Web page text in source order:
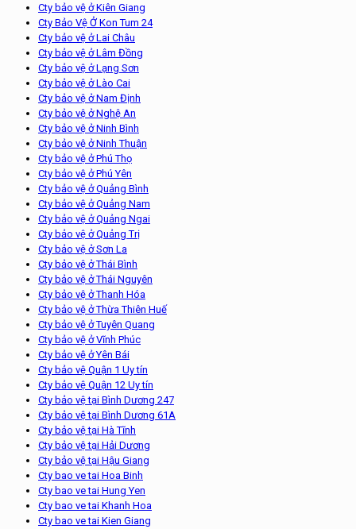
Cty bảo vệ ở Kiên Giang
Cty Bảo Vệ Ở Kon Tum 24
Cty bảo vệ ở Lai Châu
Cty bảo vệ ở Lâm Đồng
Cty bảo vệ ở Lạng Sơn
Cty bảo vệ ở Lào Cai
Cty bảo vệ ở Nam Định
Cty bảo vệ ở Nghệ An
Cty bảo vệ ở Ninh Bình
Cty bảo vệ ở Ninh Thuận
Cty bảo vệ ở Phú Thọ
Cty bảo vệ ở Phú Yên
Cty bảo vệ ở Quảng Bình
Cty bảo vệ ở Quảng Nam
Cty bảo vệ ở Quảng Ngai
Cty bảo vệ ở Quảng Trị
Cty bảo vệ ở Sơn La
Cty bảo vệ ở Thái Bình
Cty bảo vệ ở Thái Nguyên
Cty bảo vệ ở Thanh Hóa
Cty bảo vệ ở Thừa Thiên Huế
Cty bảo vệ ở Tuyên Quang
Cty bảo vệ ở Vĩnh Phúc
Cty bảo vệ ở Yên Bái
Cty bảo vệ Quận 1 Uy tín
Cty bảo vệ Quận 12 Uy tín
Cty bảo vệ tại Bình Dương 247
Cty bảo vệ tại Bình Dương 61A
Cty bảo vệ tại Hà Tĩnh
Cty bảo vệ tại Hải Dương
Cty bảo vệ tại Hậu Giang
Cty bao ve tai Hoa Binh
Cty bao ve tai Hung Yen
Cty bao ve tai Khanh Hoa
Cty bao ve tai Kien Giang